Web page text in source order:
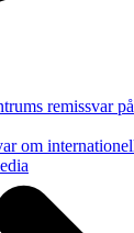
remissvar
om